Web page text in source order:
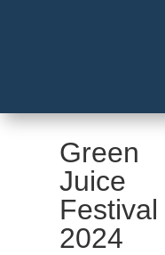
Green
Juice
Festival
2024